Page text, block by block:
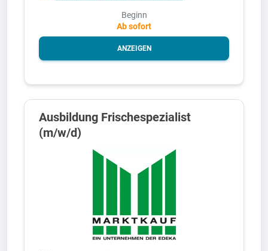
Beginn
Ab sofort
ANZEIGEN
Ausbildung Frischespezialist
(m/w/d)